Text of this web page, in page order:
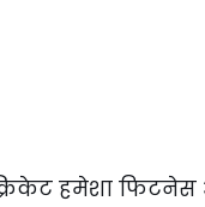
हमेशा फिटनेस